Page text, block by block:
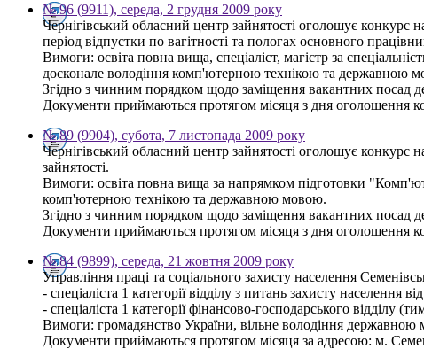
№ 96 (9911), середа, 2 грудня 2009 року
Чернігівський обласний центр зайнятості оголошує конкурс
період відпустки по вагітності та пологах основного
Вимоги: освіта повна вища, спеціаліст, магістр за
досконале володіння комп'ютерною технікою та державною
Згідно з чинним порядком щодо заміщення вакантних посад
Документи приймаються протягом місяця з дня оголошення
№ 89 (9904), субота, 7 листопада 2009 року
Чернігівський обласний центр зайнятості оголошує конкурс
зайнятості.
Вимоги: освіта повна вища за напрямком підготовки
комп'ютерною технікою та державною мовою.
Згідно з чинним порядком щодо заміщення вакантних посад
Документи приймаються протягом місяця з дня оголошення
№ 84 (9899), середа, 21 жовтня 2009 року
Управління праці та соціального захисту населення
- спеціаліста 1 категорії відділу з питань захисту населення
- спеціаліста 1 категорії фінансово-господарського відділу
Вимоги: громадянство України, вільне володіння
Документи приймаються протягом місяця за адресою: м.